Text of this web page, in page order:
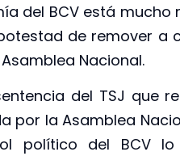
del BCV está mucho
de remover a
Nacional.
del TSJ que
por la Asamblea
político del BCV